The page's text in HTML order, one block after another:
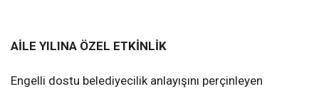
AİLE YILINA ÖZEL ETKİNLİK
Engelli dostu belediyecilik anlayışını perçinleyen